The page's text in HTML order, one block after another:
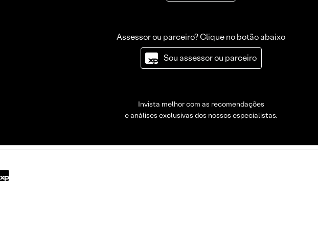
Assessor ou parceiro? Clique no botão abaixo
Sou assessor ou parceiro
Invista melhor com as recomendações
e análises exclusivas dos nossos especialistas.